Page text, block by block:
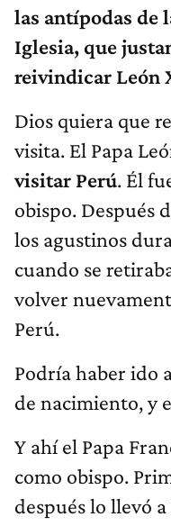
las antípodas de
Iglesia, que
reivindicar León
Dios quiera que
visita. El Papa
visitar Perú. Él
obispo. Después
los agustinos
cuando se
volver
Perú.
Podría haber ido
de nacimiento, y
Y ahí el Papa
como obispo.
después lo llevó